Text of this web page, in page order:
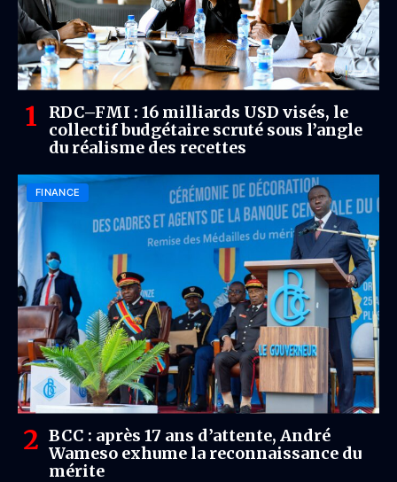
RDC–FMI : 16 milliards USD visés, le
collectif budgétaire scruté sous l’angle
du réalisme des recettes
FINANCE
BCC : après 17 ans d’attente, André
Wameso exhume la reconnaissance du
mérite